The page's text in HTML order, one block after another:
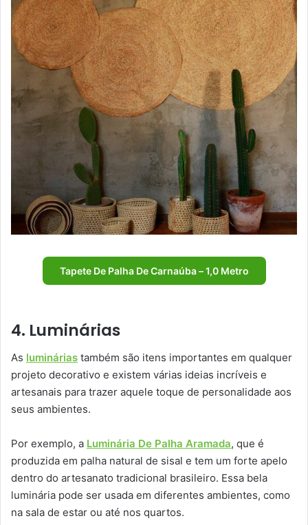
Tapete De Palha De Carnaúba – 1,0 Metro
4. Luminárias
As luminárias também são itens importantes em qualquer
projeto decorativo e existem várias ideias incríveis e
artesanais para trazer aquele toque de personalidade aos
seus ambientes.
Por exemplo, a Luminária De Palha Aramada, que é
produzida em palha natural de sisal e tem um forte apelo
dentro do artesanato tradicional brasileiro. Essa bela
luminária pode ser usada em diferentes ambientes, como
na sala de estar ou até nos quartos.